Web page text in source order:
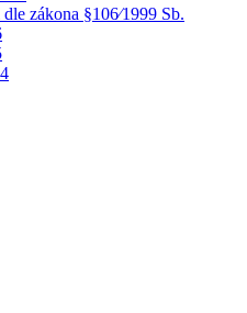
zákona §106⁄1999 Sb.